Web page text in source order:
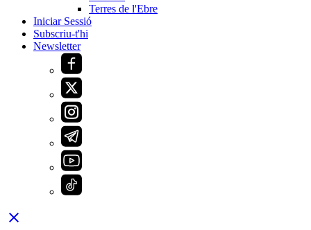
Terres de l'Ebre
Iniciar Sessió
Subscriu-t'hi
Newsletter
close